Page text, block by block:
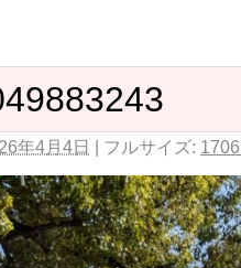
年4月4日 フルサイズ: